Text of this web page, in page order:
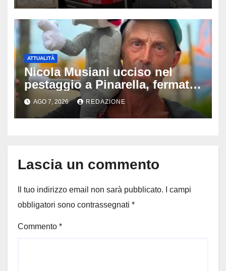
difende
ATTUALITÀ
Nicola Musiani ucciso nel
pestaggio a Pinarella, fermati
quattro giovani: la svolta
dopo video, intercettazioni e
pedinamenti
AGO 7, 2026 REDAZIONE
Lascia un commento
Il tuo indirizzo email non sarà pubblicato.
I campi
obbligatori sono contrassegnati *
Commento *